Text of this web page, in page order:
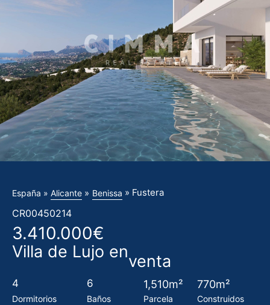
España » Alicante » Benissa » Fustera
CR00450214
3.410.000€
Villa de Lujo enventa
4
Dormitorios
6
Baños
1,510m²
Parcela
770m²
Construidos